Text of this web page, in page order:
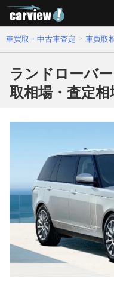
車買取・中古車査定 車買取
ランドローバ
取相場・査定相